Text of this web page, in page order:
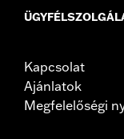
Kapcsolat
Ajánlatok
Megfelelőségi